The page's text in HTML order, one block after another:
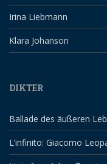
Irina Liebmann
Klara Johanson
DIKTER
Ballade des äußeren
L’infinito: Giacomo